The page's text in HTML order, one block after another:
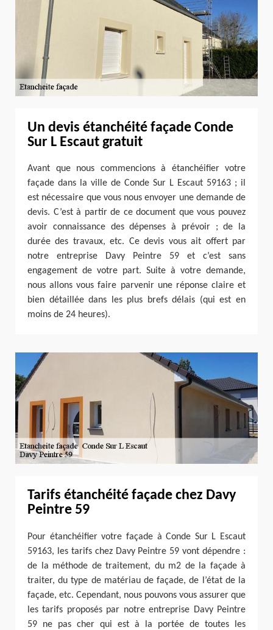
Un devis étanchéité façade Conde
Sur L Escaut gratuit
Avant que nous commencions à étanchéifier votre
façade dans la ville de Conde Sur L Escaut 59163 ; il
est nécessaire que vous nous envoyer une demande de
devis. C’est à partir de ce document que vous pouvez
avoir connaissance des dépenses à prévoir ; de la
durée des travaux, etc. Ce devis vous ait offert par
notre entreprise Davy Peintre 59 et c’est sans
engagement de votre part. Suite à votre demande,
nous allons vous faire parvenir une réponse claire et
bien détaillée dans les plus brefs délais (qui est en
moins de 24 heures).
Tarifs étanchéité façade chez Davy
Peintre 59
Pour étanchéifier votre façade à Conde Sur L Escaut
59163, les tarifs chez Davy Peintre 59 vont dépendre :
de la méthode de traitement, du m2 de la façade à
traiter, du type de matériau de façade, de l’état de la
façade, etc. Cependant, nous pouvons vous assurer que
les tarifs proposés par notre entreprise Davy Peintre
59 ne pas cher qui est à la portée de toutes les